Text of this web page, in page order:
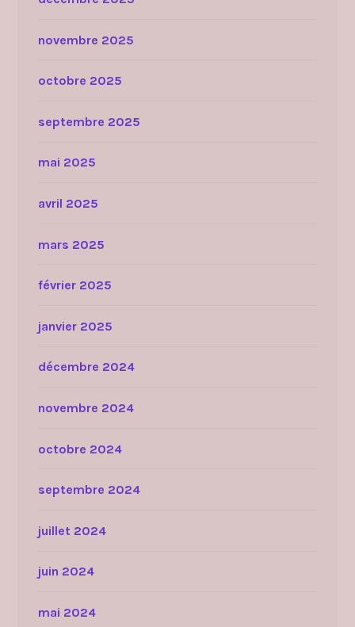
novembre 2025
octobre 2025
septembre 2025
mai 2025
avril 2025
mars 2025
février 2025
janvier 2025
décembre 2024
novembre 2024
octobre 2024
septembre 2024
juillet 2024
juin 2024
mai 2024